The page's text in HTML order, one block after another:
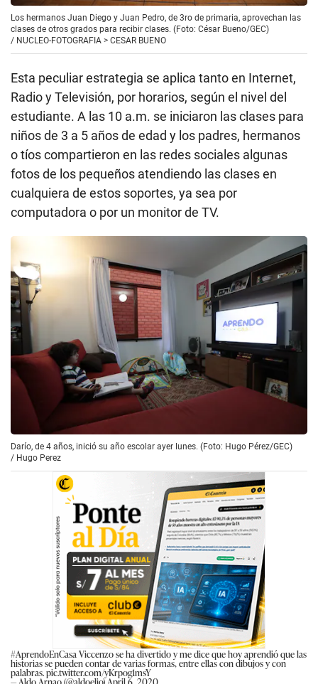
Los hermanos Juan Diego y Juan Pedro, de 3ro de primaria, aprovechan las
clases de otros grados para recibir clases. (Foto: César Bueno/GEC)
/ NUCLEO-FOTOGRAFIA > CESAR BUENO
Esta peculiar estrategia se aplica tanto en Internet,
Radio y Televisión, por horarios, según el nivel del
estudiante. A las 10 a.m. se iniciaron las clases para
niños de 3 a 5 años de edad y los padres, hermanos
o tíos compartieron en las redes sociales algunas
fotos de los pequeños atendiendo las clases en
cualquiera de estos soportes, ya sea por
computadora o por un monitor de TV.
Darío, de 4 años, inició su año escolar ayer lunes. (Foto: Hugo Pérez/GEC)
/ Hugo Perez
#AprendoEnCasa Viccenzo se ha divertido y me dice que hoy aprendió que las
historias se pueden contar de varias formas, entre ellas con dibujos y con
palabras.pic.twitter.com/yKrpog1msY